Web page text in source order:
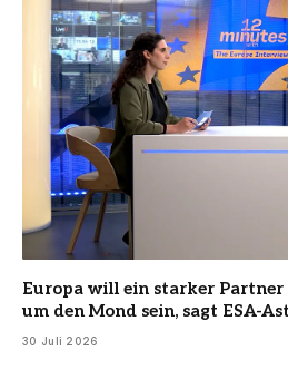
Europa will ein starker
um den Mond sein, sagt ESA-
30 Juli 2026